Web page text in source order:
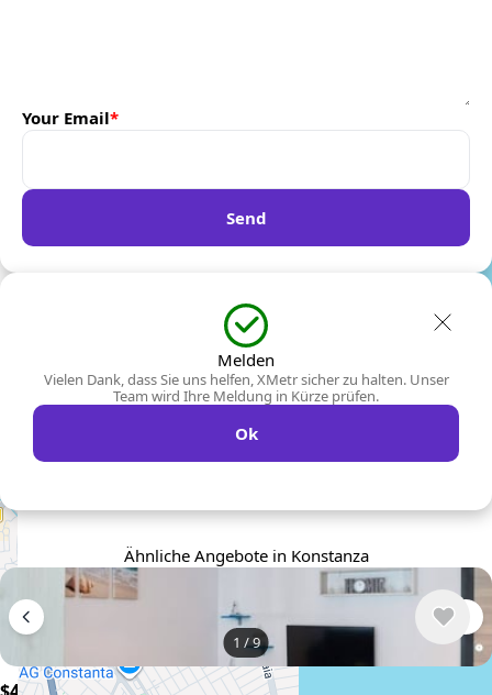
Your Email*
Send
Melden
Vielen Dank, dass Sie uns helfen, XMetr sicher zu halten. Unser
Team wird Ihre Meldung in Kürze prüfen.
Ok
Ähnliche Angebote in Konstanza
1 /9